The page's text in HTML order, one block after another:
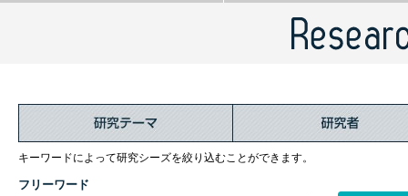
キーワードによって研究シーズを絞り込むことができます。
フリーワード